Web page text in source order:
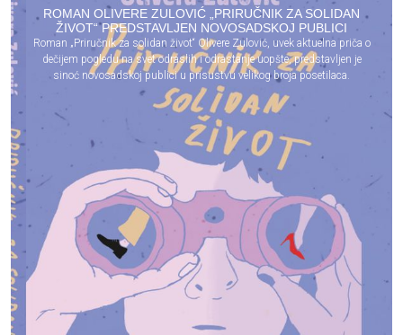
ROMAN OLIVERE ZULOVIĆ „PRIRUČNIK ZA SOLIDAN
ŽIVOT“ PREDSTAVLJEN NOVOSADSKOJ PUBLICI
Roman „Priručnik za solidan život“ Olivere Zulović, uvek aktuelna priča o
dečijem pogledu na svet odraslih i odrastanje uopšte, predstavljen je
sinoć novosadskoj publici u prisustvu velikog broja posetilaca.